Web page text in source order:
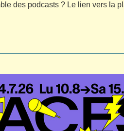
des podcasts ? Le lien vers la